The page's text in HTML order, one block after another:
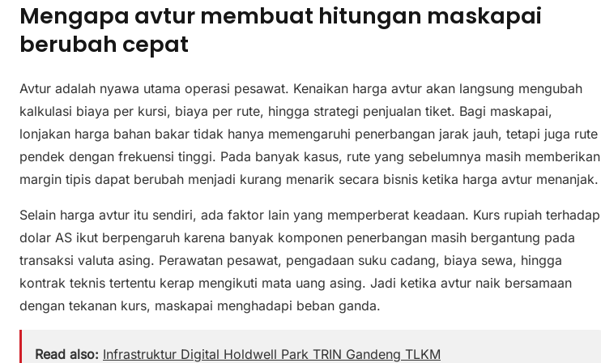
Mengapa avtur membuat hitungan maskapai
berubah cepat
Avtur adalah nyawa utama operasi pesawat. Kenaikan harga avtur akan langsung mengubah
kalkulasi biaya per kursi, biaya per rute, hingga strategi penjualan tiket. Bagi maskapai,
lonjakan harga bahan bakar tidak hanya memengaruhi penerbangan jarak jauh, tetapi juga rute
pendek dengan frekuensi tinggi. Pada banyak kasus, rute yang sebelumnya masih memberikan
margin tipis dapat berubah menjadi kurang menarik secara bisnis ketika harga avtur menanjak.
Selain harga avtur itu sendiri, ada faktor lain yang memperberat keadaan. Kurs rupiah terhadap
dolar AS ikut berpengaruh karena banyak komponen penerbangan masih bergantung pada
transaksi valuta asing. Perawatan pesawat, pengadaan suku cadang, biaya sewa, hingga
kontrak teknis tertentu kerap mengikuti mata uang asing. Jadi ketika avtur naik bersamaan
dengan tekanan kurs, maskapai menghadapi beban ganda.
Read also: Infrastruktur Digital Holdwell Park TRIN Gandeng TLKM